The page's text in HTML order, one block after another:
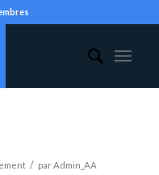
/ parAdmin_AA